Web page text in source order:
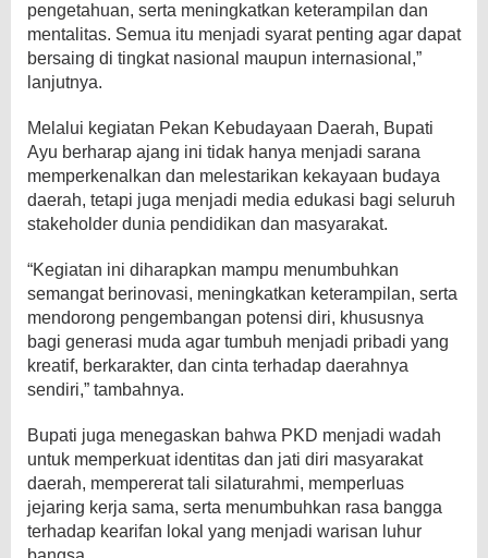
pengetahuan, serta meningkatkan keterampilan dan
mentalitas. Semua itu menjadi syarat penting agar dapat
bersaing di tingkat nasional maupun internasional,”
lanjutnya.
Melalui kegiatan Pekan Kebudayaan Daerah, Bupati
Ayu berharap ajang ini tidak hanya menjadi sarana
memperkenalkan dan melestarikan kekayaan budaya
daerah, tetapi juga menjadi media edukasi bagi seluruh
stakeholder dunia pendidikan dan masyarakat.
“Kegiatan ini diharapkan mampu menumbuhkan
semangat berinovasi, meningkatkan keterampilan, serta
mendorong pengembangan potensi diri, khususnya
bagi generasi muda agar tumbuh menjadi pribadi yang
kreatif, berkarakter, dan cinta terhadap daerahnya
sendiri,” tambahnya.
Bupati juga menegaskan bahwa PKD menjadi wadah
untuk memperkuat identitas dan jati diri masyarakat
daerah, mempererat tali silaturahmi, memperluas
jejaring kerja sama, serta menumbuhkan rasa bangga
terhadap kearifan lokal yang menjadi warisan luhur